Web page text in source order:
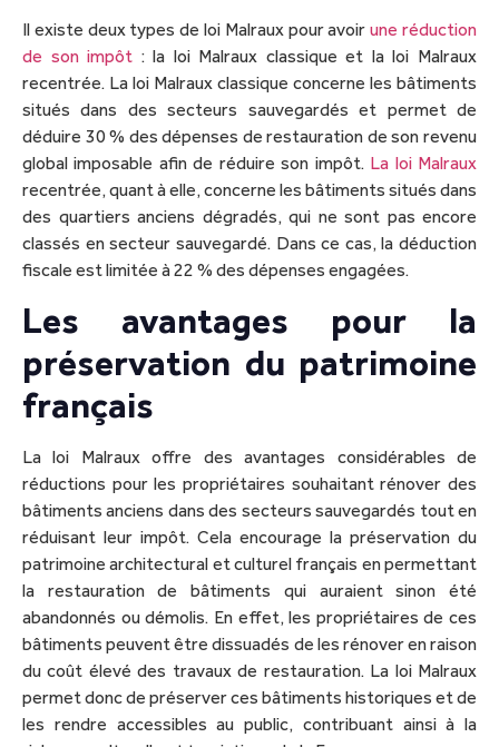
Il existe deux types de loi Malraux pour avoirune réduction
de son impôt : la loi Malraux classique et la loi Malraux
recentrée. La loi Malraux classique concerne les bâtiments
situés dans des secteurs sauvegardés et permet de
déduire 30 % des dépenses de restauration de son revenu
global imposable afin de réduire son impôt. La loi Malraux
recentrée, quant à elle, concerne les bâtiments situés dans
des quartiers anciens dégradés, qui ne sont pas encore
classés en secteur sauvegardé. Dans ce cas, la déduction
fiscale est limitée à 22 % des dépenses engagées.
Les avantages pour la
préservation du patrimoine
français
La loi Malraux offre des avantages considérables de
réductions pour les propriétaires souhaitant rénover des
bâtiments anciens dans des secteurs sauvegardés tout en
réduisant leur impôt. Cela encourage la préservation du
patrimoine architectural et culturel français en permettant
la restauration de bâtiments qui auraient sinon été
abandonnés ou démolis. En effet, les propriétaires de ces
bâtiments peuvent être dissuadés de les rénover en raison
du coût élevé des travaux de restauration. La loi Malraux
permet donc de préserver ces bâtiments historiques et de
les rendre accessibles au public, contribuant ainsi à la